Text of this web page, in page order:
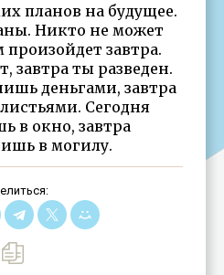
планов на будущее.
Никто не может
произойдет завтра.
завтра ты разведен.
деньгами, завтра
Сегодня
в окно, завтра
в могилу.